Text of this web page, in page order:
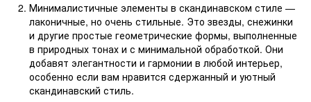
Минималистичные элементы в скандинавском стиле —
лаконичные, но очень стильные. Это звезды, снежинки
и другие простые геометрические формы, выполненные
в природных тонах и с минимальной обработкой. Они
добавят элегантности и гармонии в любой интерьер,
особенно если вам нравится сдержанный и уютный
скандинавский стиль.